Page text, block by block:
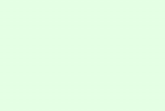
Baden
SK
Berlin